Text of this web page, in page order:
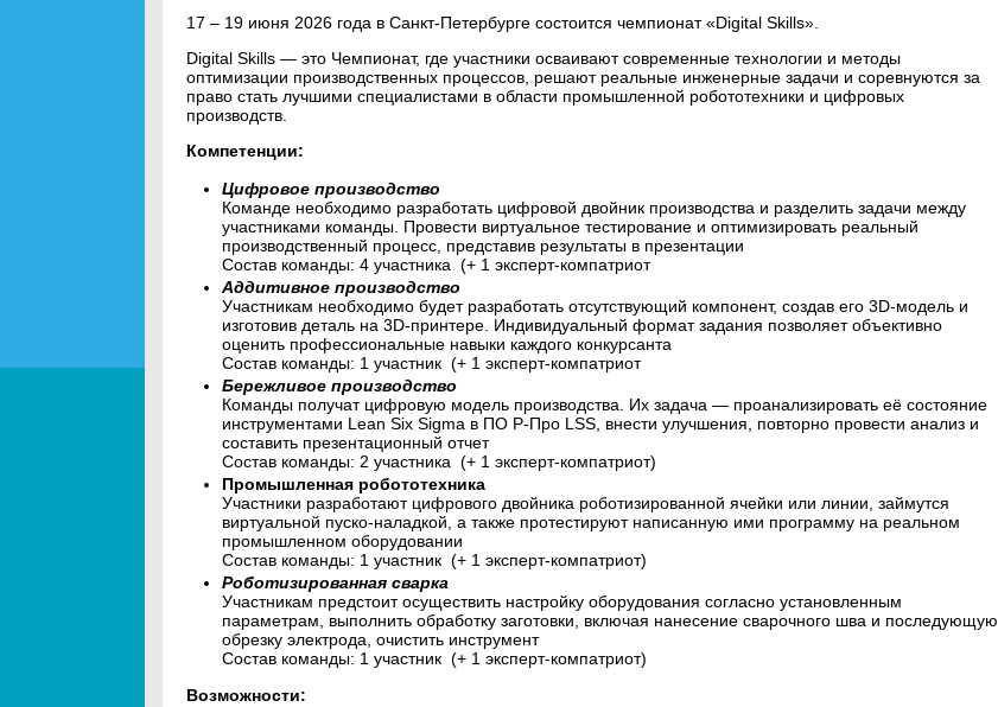
17 – 19 июня 2026 года в Санкт-Петербурге состоится чемпионат «Digital Skills».
Digital Skills — это Чемпионат, где участники осваивают современные технологии и методы
оптимизации производственных процессов, решают реальные инженерные задачи и соревнуются за
право стать лучшими специалистами в области промышленной робототехники и цифровых
производств.
Компетенции:
Цифровое производство
Команде необходимо разработать цифровой двойник производства и разделить задачи между
участниками команды. Провести виртуальное тестирование и оптимизировать реальный
производственный процесс, представив результаты в презентации
Состав команды: 4 участника (+ 1 эксперт-компатриот
Аддитивное производство
Участникам необходимо будет разработать отсутствующий компонент, создав его 3D-модель и
изготовив деталь на 3D-принтере. Индивидуальный формат задания позволяет объективно
оценить профессиональные навыки каждого конкурсанта
Состав команды: 1 участник (+ 1 эксперт-компатриот
Бережливое производство
Команды получат цифровую модель производства. Их задача — проанализировать её состояние
инструментами Lean Six Sigma в ПО Р-Про LSS, внести улучшения, повторно провести анализ и
составить презентационный отчет
Состав команды: 2 участника (+ 1 эксперт-компатриот)
Промышленная робототехника
Участники разработают цифрового двойника роботизированной ячейки или линии, займутся
виртуальной пуско-наладкой, а также протестируют написанную ими программу на реальном
промышленном оборудовании
Состав команды: 1 участник (+ 1 эксперт-компатриот)
Роботизированная сварка
Участникам предстоит осуществить настройку оборудования согласно установленным
параметрам, выполнить обработку заготовки, включая нанесение сварочного шва и последующую
обрезку электрода, очистить инструмент
Состав команды: 1 участник (+ 1 эксперт-компатриот)
Возможности: